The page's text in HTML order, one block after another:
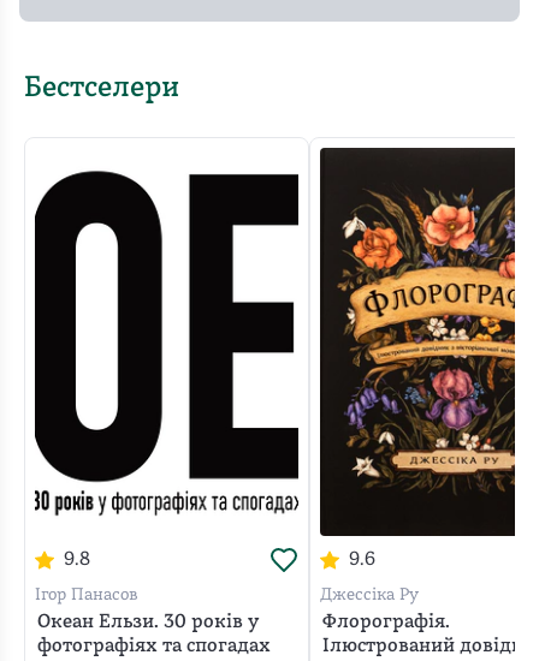
Бестселери
9.8
Ігор Панасов
Океан Ельзи. 30 років у
фотографіях та спогадах
9.6
Джессіка Ру
Флорографія.
Ілюстрований